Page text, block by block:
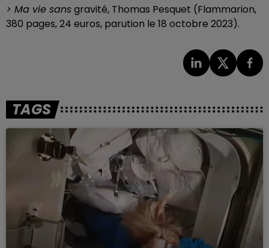
> Ma vie sansgravité, Thomas Pesquet (Flammarion,
380 pages, 24 euros, parution le 18 octobre 2023).
TAGS